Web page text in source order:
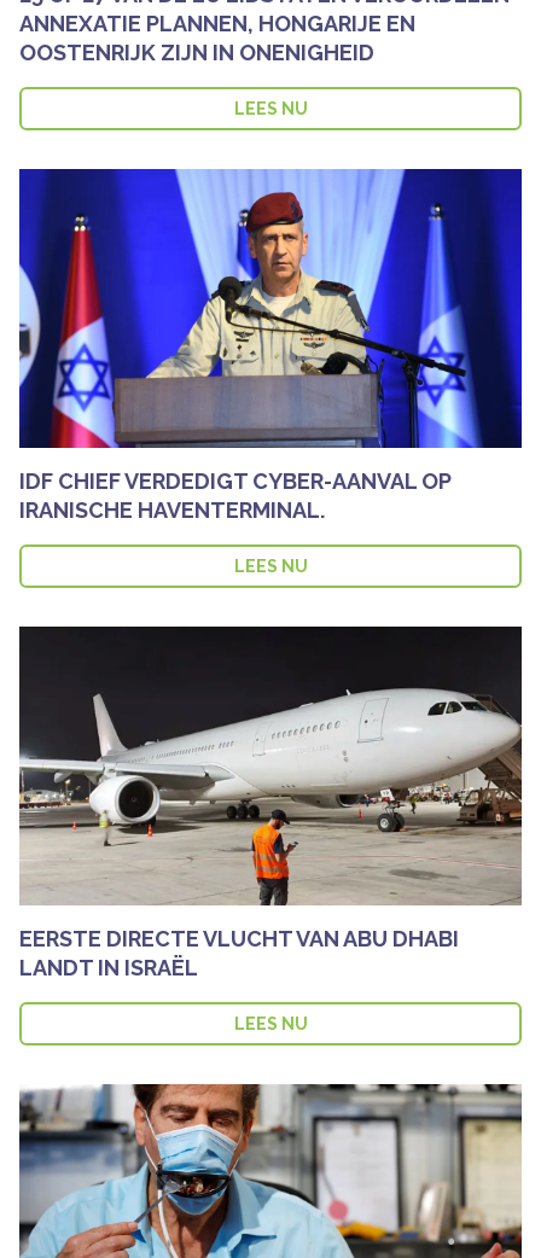
ANNEXATIE PLANNEN, HONGARIJE EN
OOSTENRIJK ZIJN IN ONENIGHEID
LEES NU
IDF CHIEF VERDEDIGT CYBER-AANVAL OP
IRANISCHE HAVENTERMINAL.
LEES NU
EERSTE DIRECTE VLUCHT VAN ABU DHABI
LANDT IN ISRAËL
LEES NU